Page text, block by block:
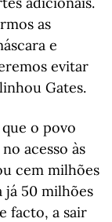
as
e
evitar
Gates.
o povo
acesso às
cem milhões
já 50 milhões
facto, a sair